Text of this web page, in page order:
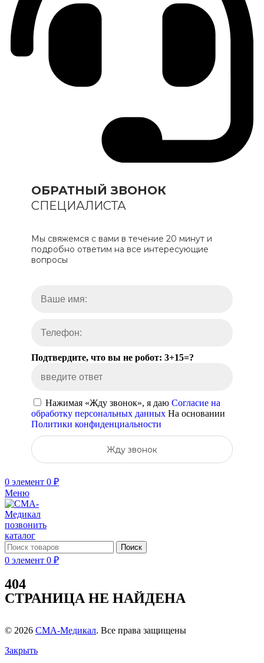
ОБРАТНЫЙ ЗВОНОК
СПЕЦИАЛИСТА
Мы свяжемся с вами в течение 20 минут и
подробно ответим на все интересующие
вопросы
Подтвердите, что вы не робот: 3+15=?
Нажимая «Жду звонок», я даю Согласие на
обработку персональных данных На основании
Политики конфиденциальности
Жду звонок
0 элемент 0 ₽
Меню
позвонить
каталог
Поиск
0 элемент 0 ₽
404
СТРАНИЦА НЕ НАЙДЕНА
© 2026 СМА-Медикал. Все права защищены
Закрыть